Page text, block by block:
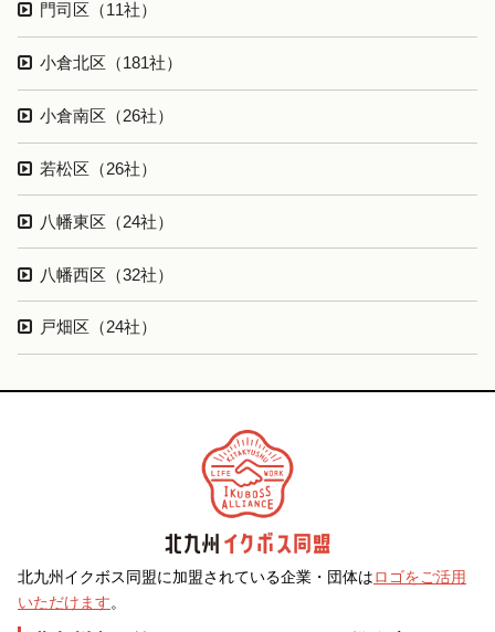
門司区（11社）
小倉北区（181社）
小倉南区（26社）
若松区（26社）
八幡東区（24社）
八幡西区（32社）
戸畑区（24社）
北九州イクボス同盟に加盟されている企業・団体は ロゴをご活用
いただけます 。